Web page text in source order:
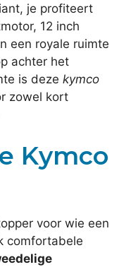
je profiteert
12 inch
een royale ruimte
achter het
is deze kymco
zowel kort
Kymco
voor wie een
comfortabele